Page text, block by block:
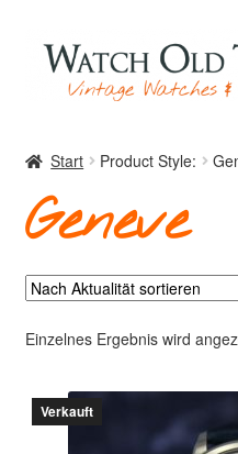
Zur
Navigation
springen
Zum
Inhalt
springen
Uhren
Archiv
Start Product Style:
Geneve
Einzelnes Ergebnis wird
Verkauft